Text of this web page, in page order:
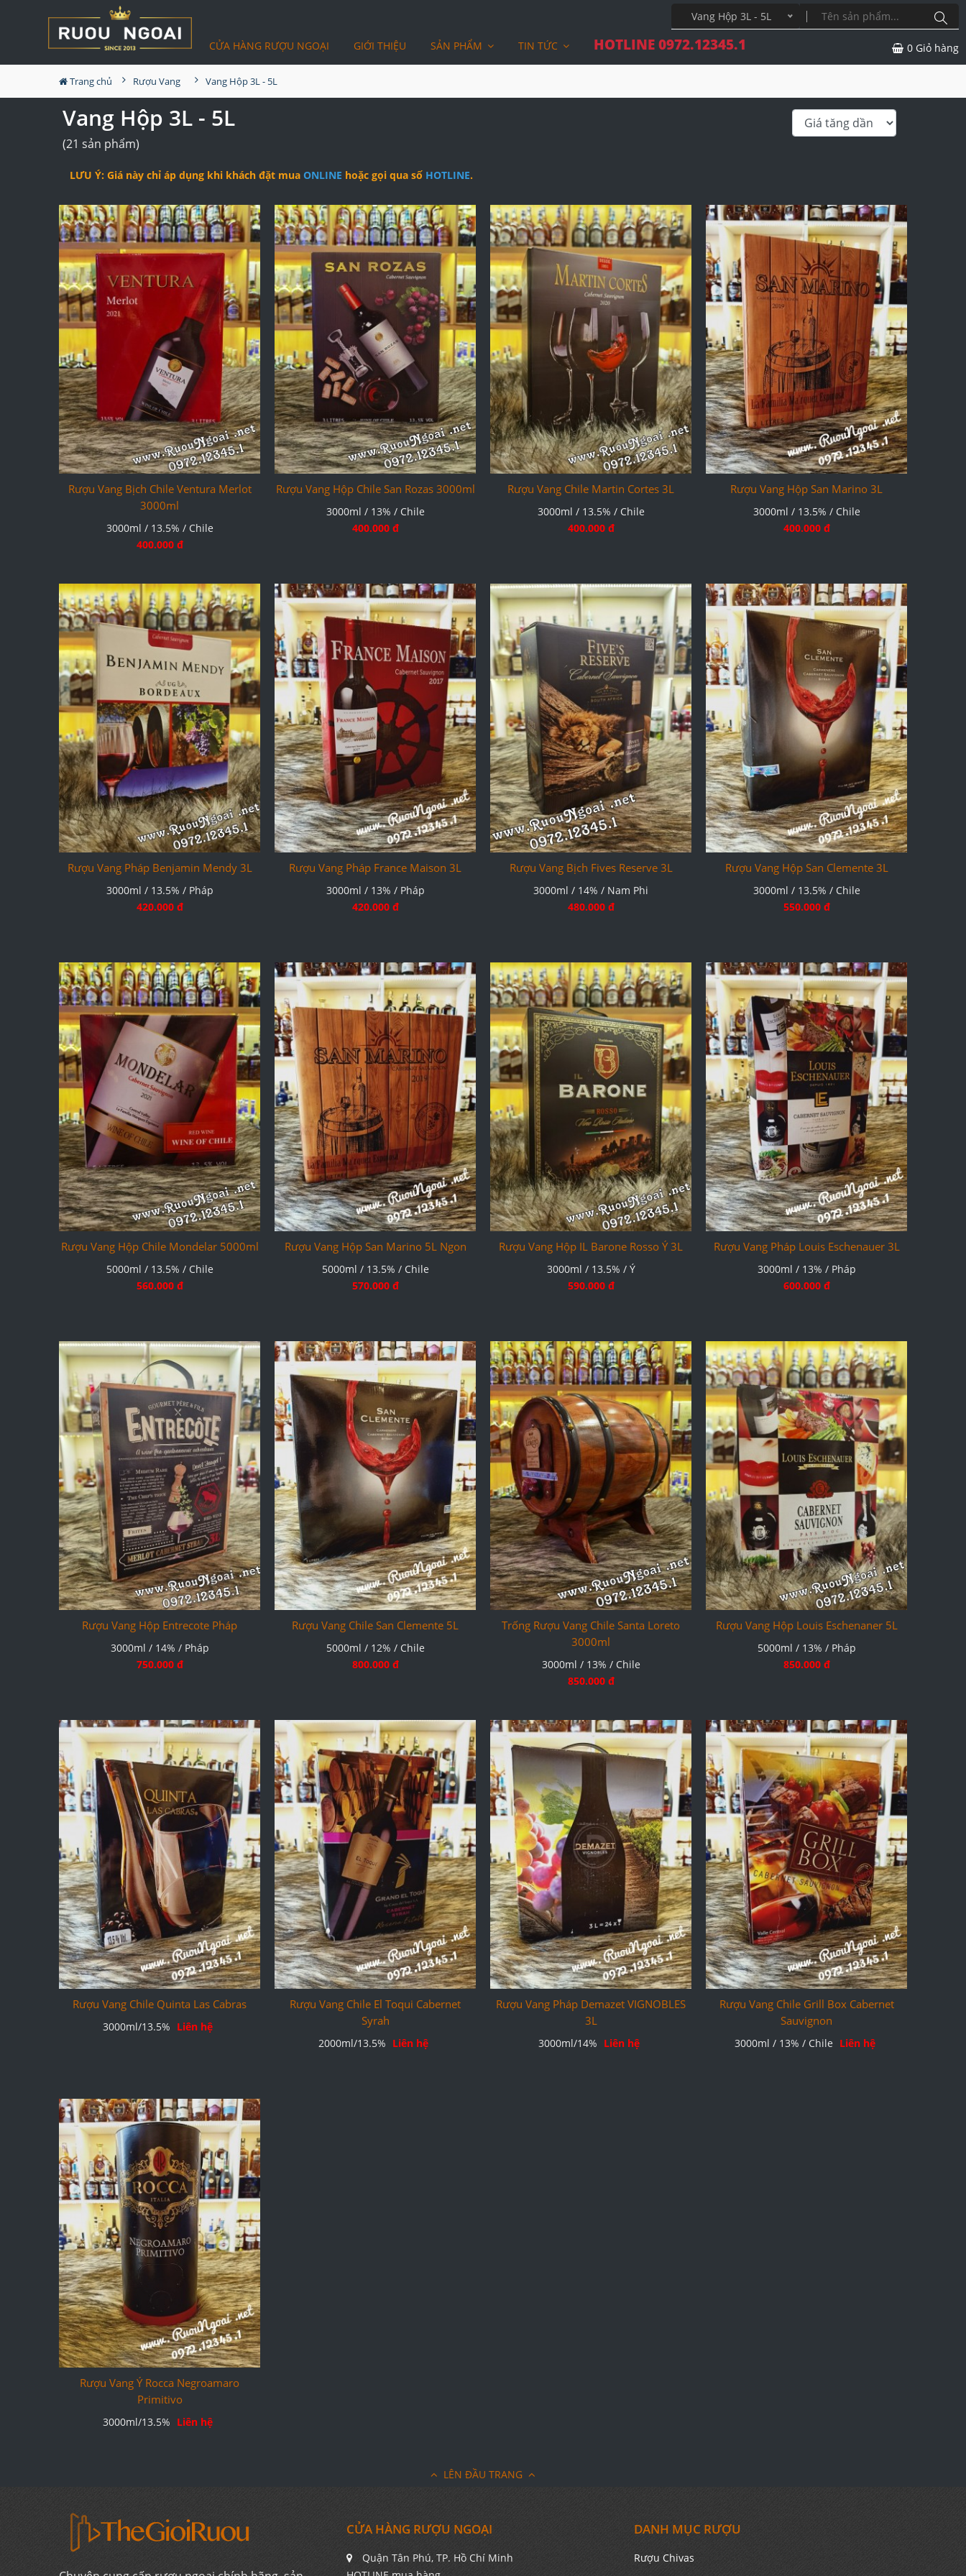
Vang Hộp 3L - 5L
CỬA HÀNG RƯỢU NGOẠI GIỚI THIỆU SẢN PHẨM TIN TỨC HOTLINE 0972.12345.1 0 Giỏ hàng
Trang chủ Rượu Vang Vang Hộp 3L - 5L
Vang Hộp 3L - 5L
(21 sản phẩm)
LƯU Ý: Giá này chỉ áp dụng khi khách đặt mua ONLINE hoặc gọi qua số HOTLINE.
Rượu Vang Bịch Chile Ventura Merlot
3000ml
3000ml / 13.5% / Chile
400.000 đ
Rượu Vang Hộp Chile San Rozas 3000ml
3000ml / 13% / Chile
400.000 đ
Rượu Vang Chile Martin Cortes 3L
3000ml / 13.5% / Chile
400.000 đ
Rượu Vang Hộp San Marino 3L
3000ml / 13.5% / Chile
400.000 đ
Rượu Vang Pháp Benjamin Mendy 3L
3000ml / 13.5% / Pháp
420.000 đ
Rượu Vang Pháp France Maison 3L
3000ml / 13% / Pháp
420.000 đ
Rượu Vang Bịch Fives Reserve 3L
3000ml / 14% / Nam Phi
480.000 đ
Rượu Vang Hộp San Clemente 3L
3000ml / 13.5% / Chile
550.000 đ
Rượu Vang Hộp Chile Mondelar 5000ml
5000ml / 13.5% / Chile
560.000 đ
Rượu Vang Hộp San Marino 5L Ngon
5000ml / 13.5% / Chile
570.000 đ
Rượu Vang Hộp IL Barone Rosso Ý 3L
3000ml / 13.5% / Ý
590.000 đ
Rượu Vang Pháp Louis Eschenauer 3L
3000ml / 13% / Pháp
600.000 đ
Rượu Vang Hộp Entrecote Pháp
3000ml / 14% / Pháp
750.000 đ
Rượu Vang Chile San Clemente 5L
5000ml / 12% / Chile
800.000 đ
Trống Rượu Vang Chile Santa Loreto
3000ml
3000ml / 13% / Chile
850.000 đ
Rượu Vang Hộp Louis Eschenaner 5L
5000ml / 13% / Pháp
850.000 đ
Rượu Vang Chile Quinta Las Cabras
3000ml/13.5% Liên hệ
Rượu Vang Chile El Toqui Cabernet
Syrah
2000ml/13.5% Liên hệ
Rượu Vang Pháp Demazet VIGNOBLES
3L
3000ml/14% Liên hệ
Rượu Vang Chile Grill Box Cabernet
Sauvignon
3000ml / 13% / Chile Liên hệ
Rượu Vang Ý Rocca Negroamaro
Primitivo
3000ml/13.5% Liên hệ
LÊN ĐẦU TRANG
CỬA HÀNG RƯỢU NGOẠI
Quận Tân Phú, TP. Hồ Chí Minh
DANH MỤC RƯỢU
Rượu Chivas